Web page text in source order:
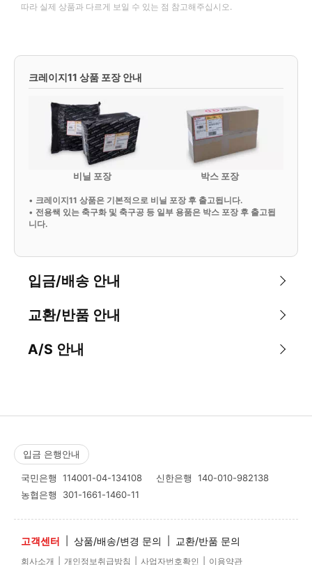
따라 실제 상품과 다르게 보일 수 있는 점 참고해주십시오.
크레이지11 상품 포장 안내
비닐 포장 박스 포장
• 크레이지11 상품은 기본적으로 비닐 포장 후 출고됩니다.
• 전용쌕 있는 축구화 및 축구공 등 일부 용품은 박스 포장 후 출고됩
니다.
입금/배송 안내
교환/반품 안내
A/S 안내
입금 은행안내
국민은행 114001-04-134108 신한은행 140-010-982138
농협은행 301-1661-1460-11
고객센터 상품/배송/변경 문의 교환/반품 문의
회사소개 개인정보취급방침 사업자번호확인 이용약관